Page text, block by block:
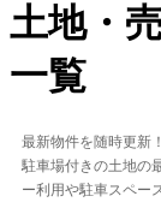
土地・
一覧
最新物件を随時更新！
駐車場付きの土地の
ー利用や駐車スペー